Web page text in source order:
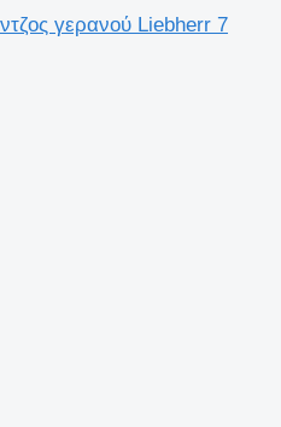
γερανού Liebherr 7